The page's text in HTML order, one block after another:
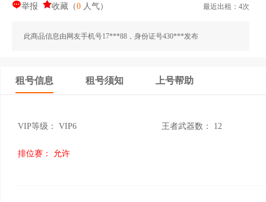
举报 收藏 （0 人气） 最近出租：4次
此商品信息由网友手机号17***88，身份证号430***发布
租号信息 租号须知 上号帮助
VIP等级： VIP6 王者武器数： 12
排位赛： 允许